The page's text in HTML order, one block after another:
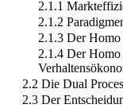
2.1.1
2.1.2
2.1.3 Der Homo
2.1.4 Der Homo
2.2 Die Dual
2.3 Der